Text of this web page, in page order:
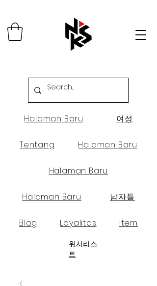
Halaman Baru 여성
Tentang Halaman Baru
Halaman Baru
Halaman Baru 남자들
Blog Loyalitas Item
위시리스
트